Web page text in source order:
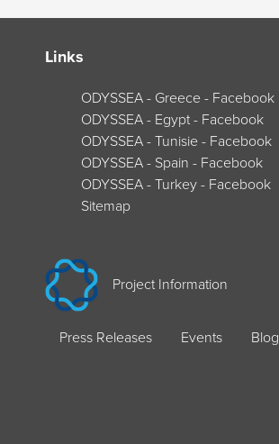
Links
ODYSSEA - Greece - Facebook
ODYSSEA - Egypt - Facebook
ODYSSEA - Tunisie - Facebook
ODYSSEA - Spain - Facebook
ODYSSEA - Turkey - Facebook
Sitemap
Project Information
Press Releases Events Blog